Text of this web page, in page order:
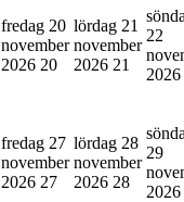
fredag 20
november
2026 20
lördag 21
november
2026 21
22
2026
fredag 27
november
2026 27
lördag 28
november
2026 28
29
2026